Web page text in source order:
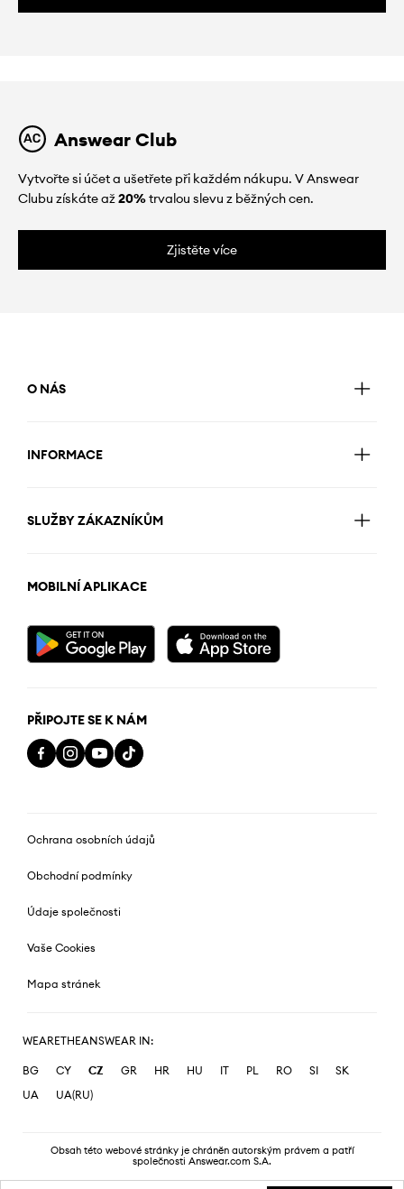
Answear Club
Vytvořte si účet a ušetřete při každém nákupu. V Answear
Clubu získáte až20%trvalou slevu z běžných cen.
Zjistěte více
O NÁS
INFORMACE
SLUŽBY ZÁKAZNÍKŮM
MOBILNÍ APLIKACE
PŘIPOJTE SE K NÁM
Ochrana osobních údajů
Obchodní podmínky
Údaje společnosti
Vaše Cookies
Mapa stránek
WEARETHEANSWEAR IN:
BG CY CZ GR HR HU IT PL RO SI
SK
UA
UA(RU)
Obsah této webové stránky je chráněn autorským právem a patří
společnosti Answear.com S.A.